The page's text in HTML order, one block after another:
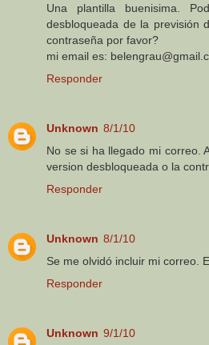
Una plantilla buenisima.
desbloqueada de la previsión
contraseña por favor?
mi email es:
Responder
Unknown 8/1/10
No se si ha llegado mi correo.
version desbloqueada o la
Responder
Unknown 8/1/10
Se me olvidó incluir mi correo.
Responder
Unknown 9/1/10